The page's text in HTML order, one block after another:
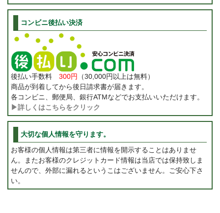
コンビニ後払い決済
後払い手数料 300円
（30,000円以上は無料）
商品が到着してから後日請求書が届きます。
各コンビニ、郵便局、銀行ATMなどでお支払いいただけます。
▶詳しくはこちらをクリック
大切な個人情報を守ります。
お客様の個人情報は第三者に情報を開示することはありませ
ん。またお客様のクレジットカード情報は当店では保持致しま
せんので、外部に漏れるというこはございません。ご安心下さ
い。